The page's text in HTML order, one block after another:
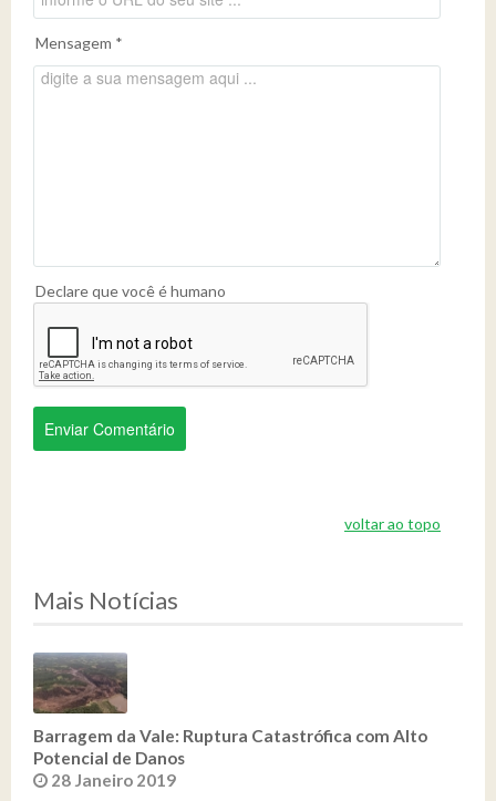
Mensagem *
Declare que você é humano
voltar ao topo
Mais Notícias
Barragem da Vale: Ruptura Catastrófica com Alto
Potencial de Danos
28 Janeiro 2019